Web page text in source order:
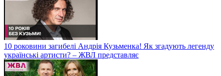
10 роковини загибелі Андрія Кузьменка! Як згадують легенду
українські артисти? – ЖВЛ представляє